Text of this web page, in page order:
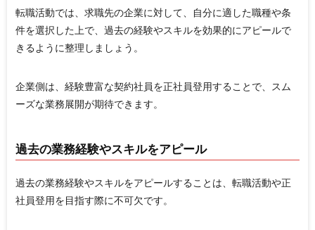
転職活動では、求職先の企業に対して、自分に適した職種や条
件を選択した上で、過去の経験やスキルを効果的にアピールで
きるように整理しましょう。
企業側は、経験豊富な契約社員を正社員登用することで、スム
ーズな業務展開が期待できます。
過去の業務経験やスキルをアピール
過去の業務経験やスキルをアピールすることは、転職活動や正
社員登用を目指す際に不可欠です。